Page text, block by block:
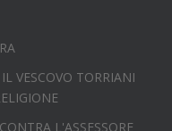
VESCOVO TORRIANI
L'ASSESSORE